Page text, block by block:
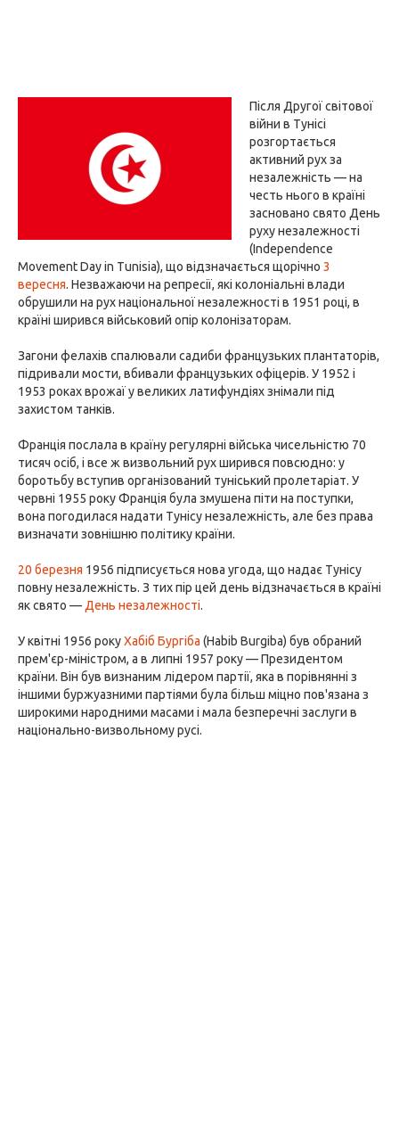
Після Другої світової
війни в Тунісі
розгортається
активний рух за
незалежність — на
честь нього в країні
засновано свято День
руху незалежності
(Independence
Movement Day in Tunisia), що відзначається щорічно 3
вересня. Незважаючи на репресії, які колоніальні влади
обрушили на рух національної незалежності в 1951 році, в
країні ширився військовий опір колонізаторам.
Загони фелахів спалювали садиби французьких плантаторів,
підривали мости, вбивали французьких офіцерів. У 1952 і
1953 роках врожаї у великих латифундіях знімали під
захистом танків.
Франція послала в країну регулярні війська чисельністю 70
тисяч осіб, і все ж визвольний рух ширився повсюдно: у
боротьбу вступив організований туніський пролетаріат. У
червні 1955 року Франція була змушена піти на поступки,
вона погодилася надати Тунісу незалежність, але без права
визначати зовнішню політику країни.
20 березня 1956 підписується нова угода, що надає Тунісу
повну незалежність. З тих пір цей день відзначається в країні
як свято — День незалежності.
У квітні 1956 рокуХабіб Бургіба (Habib Burgiba) був обраний
прем'єр-міністром, а в липні 1957 року — Президентом
країни. Він був визнаним лідером партії, яка в порівнянні з
іншими буржуазними партіями була більш міцно пов'язана з
широкими народними масами і мала безперечні заслуги в
національно-визвольному русі.